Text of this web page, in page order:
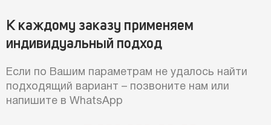
К каждому заказу применяем
индивидуальный подход
Если по Вашим параметрам не удалось найти
подходящий вариант – позвоните нам или
напишите в WhatsApp